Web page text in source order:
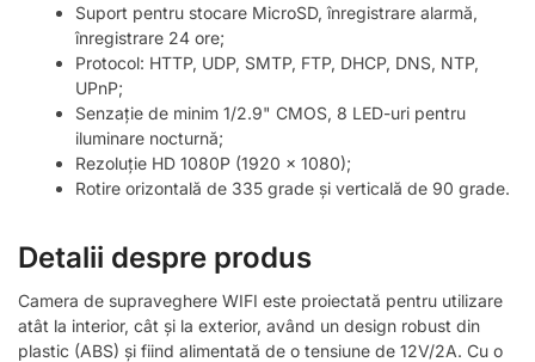
Suport pentru stocare MicroSD, înregistrare alarmă,
înregistrare 24 ore;
Protocol: HTTP, UDP, SMTP, FTP, DHCP, DNS, NTP,
UPnP;
Senzație de minim 1/2.9" CMOS, 8 LED-uri pentru
iluminare nocturnă;
Rezoluție HD 1080P (1920 x 1080);
Rotire orizontală de 335 grade și verticală de 90 grade.
Detalii despre produs
Camera de supraveghere WIFI este proiectată pentru utilizare
atât la interior, cât și la exterior, având un design robust din
plastic (ABS) și fiind alimentată de o tensiune de 12V/2A. Cu o